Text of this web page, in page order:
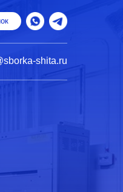
shita.ru